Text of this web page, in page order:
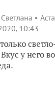
10:43
у него